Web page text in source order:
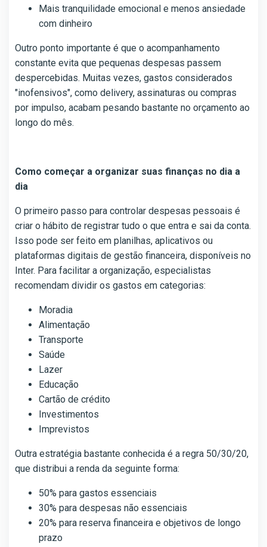
Mais tranquilidade emocional e menos ansiedade
com dinheiro
Outro ponto importante é que o acompanhamento
constante evita que pequenas despesas passem
despercebidas. Muitas vezes, gastos considerados
"inofensivos", como delivery, assinaturas ou compras
por impulso, acabam pesando bastante no orçamento ao
longo do mês.
Como começar a organizar suas finanças no dia a
dia
O primeiro passo para controlar despesas pessoais é
criar o hábito de registrar tudo o que entra e sai da conta.
Isso pode ser feito em planilhas, aplicativos ou
plataformas digitais de gestão financeira, disponíveis no
Inter. Para facilitar a organização, especialistas
recomendam dividir os gastos em categorias:
Moradia
Alimentação
Transporte
Saúde
Lazer
Educação
Cartão de crédito
Investimentos
Imprevistos
Outra estratégia bastante conhecida é a regra 50/30/20,
que distribui a renda da seguinte forma:
50% para gastos essenciais
30% para despesas não essenciais
20% para reserva financeira e objetivos de longo
prazo